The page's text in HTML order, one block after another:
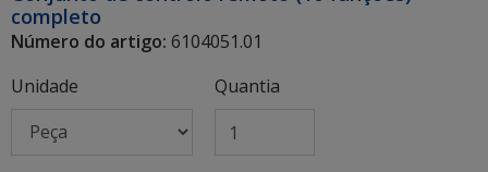
completo
Número do artigo: 6104051.01
Unidade
Quantia